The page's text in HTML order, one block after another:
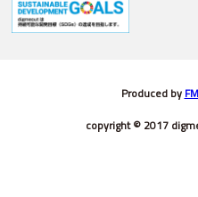
Produced by
copyright © 2017